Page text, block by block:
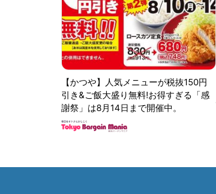
【かつや】人気メニューが税抜150円
引き&ご飯大盛り無料!お得すぎる「感
謝祭」は8月14日まで開催中。